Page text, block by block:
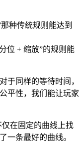
种传统规则能达到
位 + 缩放”的规则能
同样的等待时间，
平性，我们能让玩家
仅在固定的曲线上找
一条最好的曲线。